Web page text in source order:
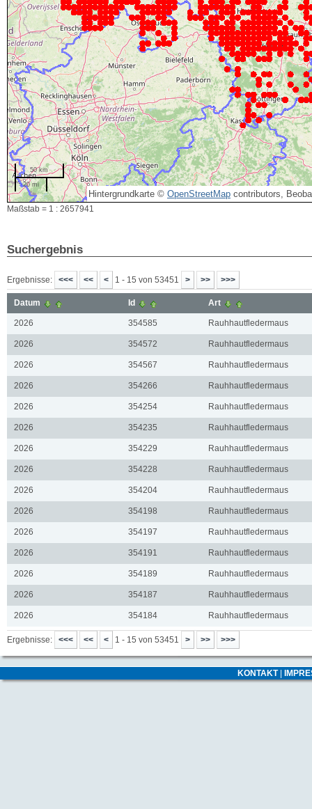
Hintergrundkarte © OpenStreetMap contributors,
50 km
20 mi
Maßstab = 1 : 2657941
Suchergebnis
Ergebnisse: 1 - 15 von 53451
Datum Id Art
2026 354585 Rauhhautfledermaus
2026 354572 Rauhhautfledermaus
2026 354567 Rauhhautfledermaus
2026 354266 Rauhhautfledermaus
2026 354254 Rauhhautfledermaus
2026 354235 Rauhhautfledermaus
2026 354229 Rauhhautfledermaus
2026 354228 Rauhhautfledermaus
2026 354204 Rauhhautfledermaus
2026 354198 Rauhhautfledermaus
2026 354197 Rauhhautfledermaus
2026 354191 Rauhhautfledermaus
2026 354189 Rauhhautfledermaus
2026 354187 Rauhhautfledermaus
2026 354184 Rauhhautfledermaus
Ergebnisse: 1 - 15 von 53451
KONTAKT|